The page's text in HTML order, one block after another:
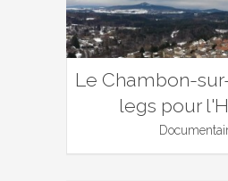
Le Chambon-
legs pour